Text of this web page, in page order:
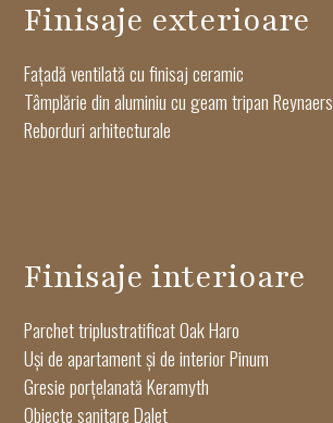
Finisaje exterioare
Fațadă ventilată cu finisaj ceramic
Tâmplărie din aluminiu cu geam tripan Reynaers
Reborduri arhitecturale
Finisaje interioare
Parchet triplustratificat Oak Haro
Uși de apartament și de interior Pinum
Gresie porțelanată Keramyth
Obiecte sanitare Dalet